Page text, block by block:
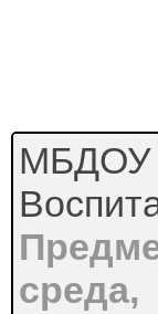
МБДОУ
среда,